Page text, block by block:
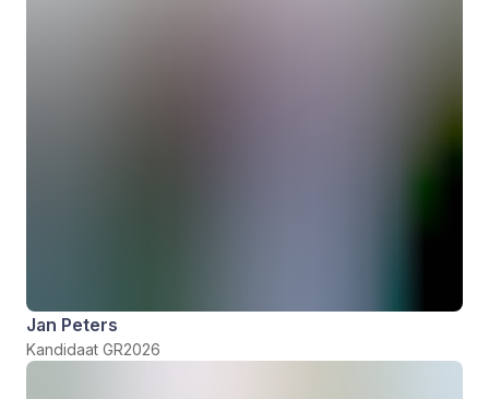
Jan Peters
Kandidaat GR2026